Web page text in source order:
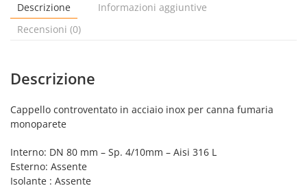
Descrizione
Informazioni aggiuntive
Recensioni (0)
Descrizione
Cappello controventato in acciaio inox per canna fumaria
monoparete
Interno: DN 80 mm – Sp. 4/10mm – Aisi 316 L
Esterno: Assente
Isolante : Assente